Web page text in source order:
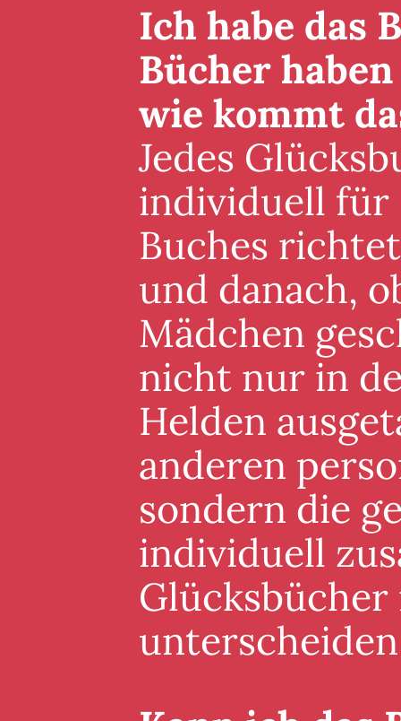
Ich habe das
Bücher
wie kommt
Jedes
individuell für
Buches
und danach,
Mädchen
nicht nur in
Helden
anderen
sondern die
individuell